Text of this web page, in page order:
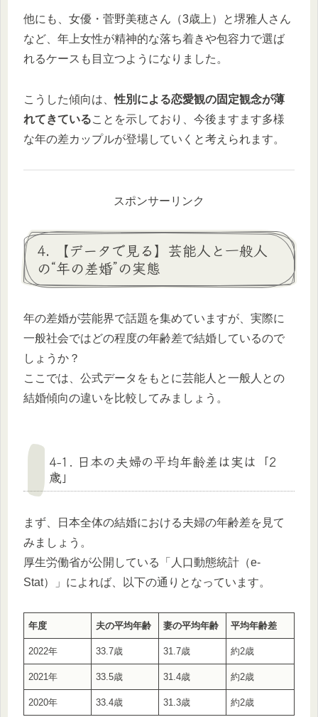
他にも、女優・菅野美穂さん（3歳上）と堺雅人さん
など、年上女性が精神的な落ち着きや包容力で選ば
れるケースも目立つようになりました。
こうした傾向は、性別による恋愛観の固定観念が薄
れてきていることを示しており、今後ますます多様
な年の差カップルが登場していくと考えられます。
スポンサーリンク
4. 【データで見る】芸能人と一般人
の“年の差婚”の実態
年の差婚が芸能界で話題を集めていますが、実際に
一般社会ではどの程度の年齢差で結婚しているので
しょうか？
ここでは、公式データをもとに芸能人と一般人との
結婚傾向の違いを比較してみましょう。
4-1. 日本の夫婦の平均年齢差は実は「2
歳」
まず、日本全体の結婚における夫婦の年齢差を見て
みましょう。
厚生労働省が公開している「人口動態統計（e-
Stat）」によれば、以下の通りとなっています。
年度 夫の平均年齢 妻の平均年齢 平均年齢差
2022年 33.7歳 31.7歳 約2歳
2021年 33.5歳 31.4歳 約2歳
2020年 33.4歳 31.3歳 約2歳